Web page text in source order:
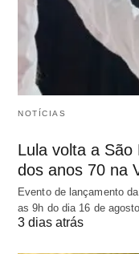
NOTÍCIAS
Lula volta a
dos anos 70 na
Evento de lançamento
as 9h do dia 16 de
3 dias atrás